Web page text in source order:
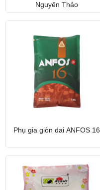
Nguyên Thảo
Phụ gia giòn dai ANFOS 16